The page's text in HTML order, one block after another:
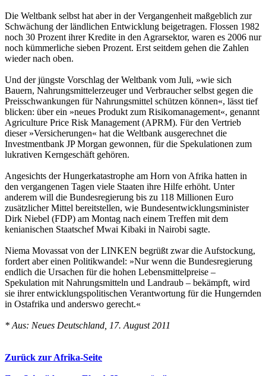
Die Weltbank selbst hat aber in der Vergangenheit maßgeblich zur
Schwächung der ländlichen Entwicklung beigetragen. Flossen 1982
noch 30 Prozent ihrer Kredite in den Agrarsektor, waren es 2006 nur
noch kümmerliche sieben Prozent. Erst seitdem gehen die Zahlen
wieder nach oben.
Und der jüngste Vorschlag der Weltbank vom Juli, »wie sich
Bauern, Nahrungsmittelerzeuger und Verbraucher selbst gegen die
Preisschwankungen für Nahrungsmittel schützen können«, lässt tief
blicken: über ein »neues Produkt zum Risikomanagement«, genannt
Agriculture Price Risk Management (APRM). Für den Vertrieb
dieser »Versicherungen« hat die Weltbank ausgerechnet die
Investmentbank JP Morgan gewonnen, für die Spekulationen zum
lukrativen Kerngeschäft gehören.
Angesichts der Hungerkatastrophe am Horn von Afrika hatten in
den vergangenen Tagen viele Staaten ihre Hilfe erhöht. Unter
anderem will die Bundesregierung bis zu 118 Millionen Euro
zusätzlicher Mittel bereitstellen, wie Bundesentwicklungsminister
Dirk Niebel (FDP) am Montag nach einem Treffen mit dem
kenianischen Staatschef Mwai Kibaki in Nairobi sagte.
Niema Movassat von der LINKEN begrüßt zwar die Aufstockung,
fordert aber einen Politikwandel: »Nur wenn die Bundesregierung
endlich die Ursachen für die hohen Lebensmittelpreise –
Spekulation mit Nahrungsmitteln und Landraub – bekämpft, wird
sie ihrer entwicklungspolitischen Verantwortung für die Hungernden
in Ostafrika und anderswo gerecht.«
* Aus: Neues Deutschland, 17. August 2011
Zurück zur Afrika-Seite